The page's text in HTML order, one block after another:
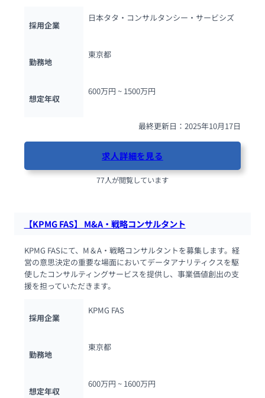
採用企業
日本タタ・コンサルタンシー・サービシズ
勤務地
東京都
想定年収
600万円 ~ 1500万円
最終更新日：2025年10月17日
求人詳細を見る
77人が閲覧しています
【KPMG FAS】 M&A・戦略コンサルタント
KPMG FASにて、M＆A・戦略コンサルタントを募集します。経
営の意思決定の重要な場面においてデータアナリティクスを駆
使したコンサルティングサービスを提供し、事業価値創出の支
援を担っていただきます。
採用企業
KPMG FAS
勤務地
東京都
想定年収
600万円 ~ 1600万円